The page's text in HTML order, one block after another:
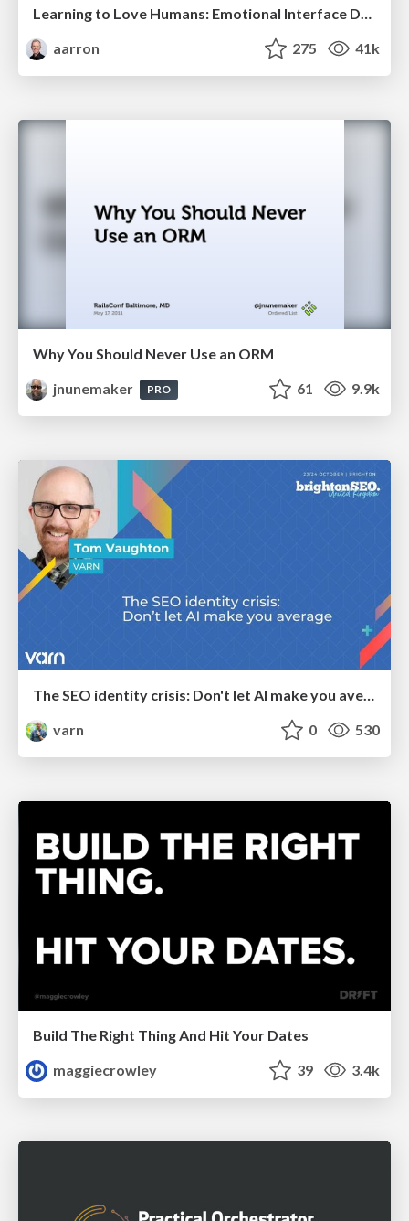
Learning to Love Humans: Emotional Interface Design
aarron
275 41k
Why You Should Never Use an ORM
jnunemaker
PRO 61 9.9k
varn
0 530
Build The Right Thing And Hit Your Dates
maggiecrowley
39 3.4k